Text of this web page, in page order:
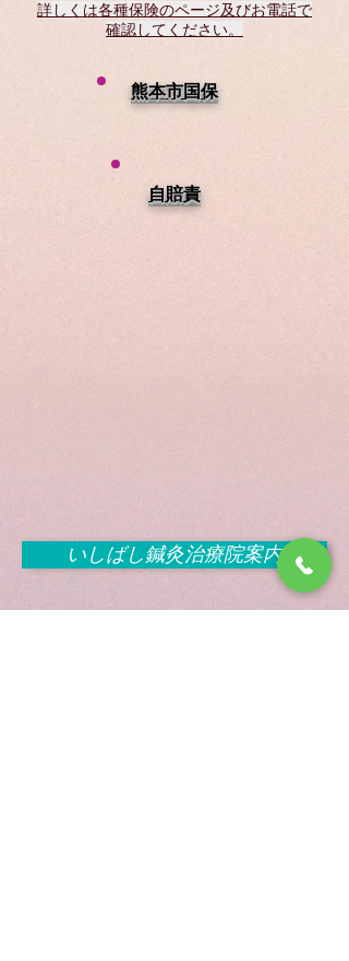
詳しくは各種保険のページ及びお電話で
確認してください。
熊本市国保
自賠責
いしばし鍼灸治療院案内